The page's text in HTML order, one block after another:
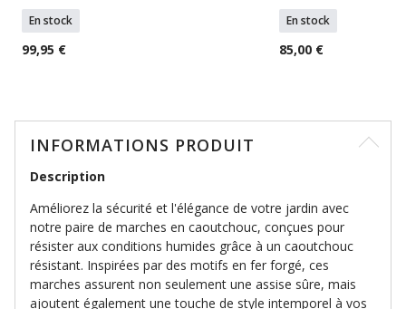
En stock
99,95 €
En stock
85,00 €
INFORMATIONS PRODUIT
Description
Améliorez la sécurité et l'élégance de votre jardin avec
notre paire de marches en caoutchouc, conçues pour
résister aux conditions humides grâce à un caoutchouc
résistant. Inspirées par des motifs en fer forgé, ces
marches assurent non seulement une assise sûre, mais
ajoutent également une touche de style intemporel à vos